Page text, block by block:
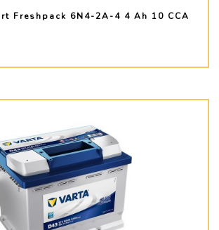
Freshpack 6N4-2A-4 4 Ah 10 CCA